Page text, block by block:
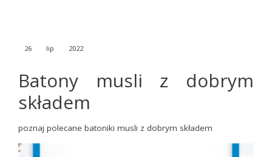
26 lip 2022
Batony musli z dobrym
składem
poznaj polecane batoniki musli z dobrym składem